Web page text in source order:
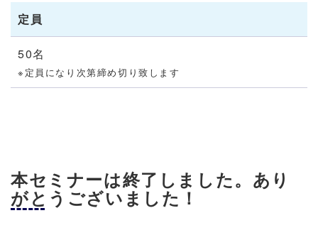
定員
50名
※定員になり次第締め切り致します
本セミナーは終了しました。あり
がとうございました！